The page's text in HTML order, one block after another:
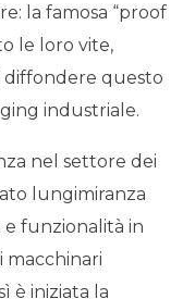
la famosa “proof
le loro vite,
diffondere questo
industriale.
nel settore dei
lungimiranza
funzionalità in
macchinari
è iniziata la